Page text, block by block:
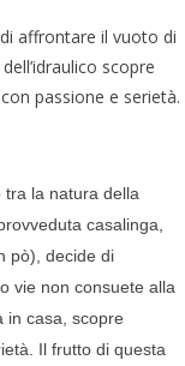
affrontare il vuoto di
scopre
passione e serietà.
tra la natura della
casalinga,
pò), decide di
vie non consuete alla
in casa, scopre
Il frutto di questa